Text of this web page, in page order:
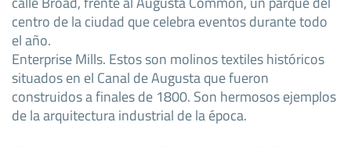
centro de la ciudad que celebra eventos durante todo
el año.
Enterprise Mills. Estos son molinos textiles históricos
situados en el Canal de Augusta que fueron
construidos a finales de 1800. Son hermosos ejemplos
de la arquitectura industrial de la época.